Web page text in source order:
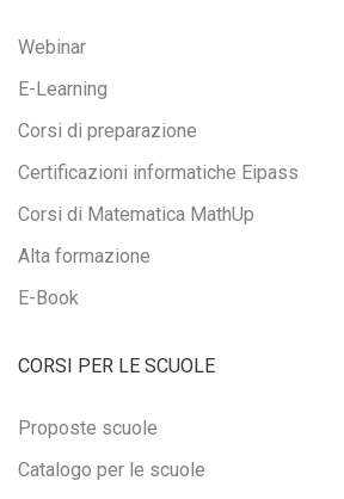
Webinar
E-Learning
Corsi di preparazione
Certificazioni informatiche Eipass
Corsi di Matematica MathUp
Alta formazione
E-Book
CORSI PER LE SCUOLE
Proposte scuole
Catalogo per le scuole